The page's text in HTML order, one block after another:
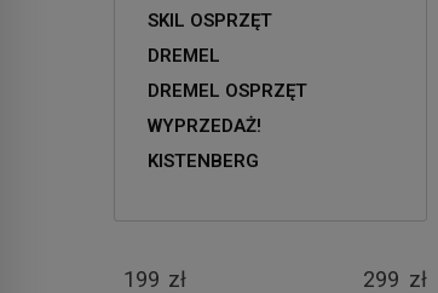
SKIL OSPRZĘT
DREMEL
DREMEL OSPRZĘT
WYPRZEDAŻ!
KISTENBERG
zł zł